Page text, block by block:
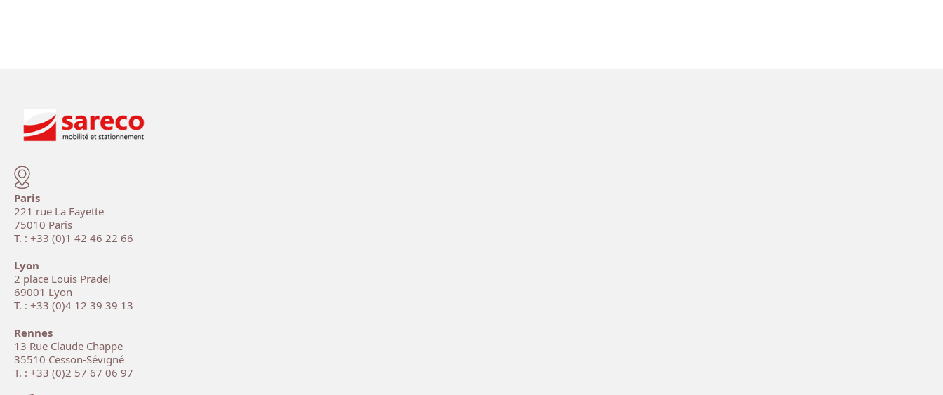
Paris
221 rue La Fayette
75010 Paris
T. : +33 (0)1 42 46 22 66
Lyon
2 place Louis Pradel
69001 Lyon
T. : +33 (0)4 12 39 39 13
Rennes
13 Rue Claude Chappe
35510 Cesson-Sévigné
T. : +33 (0)2 57 67 06 97